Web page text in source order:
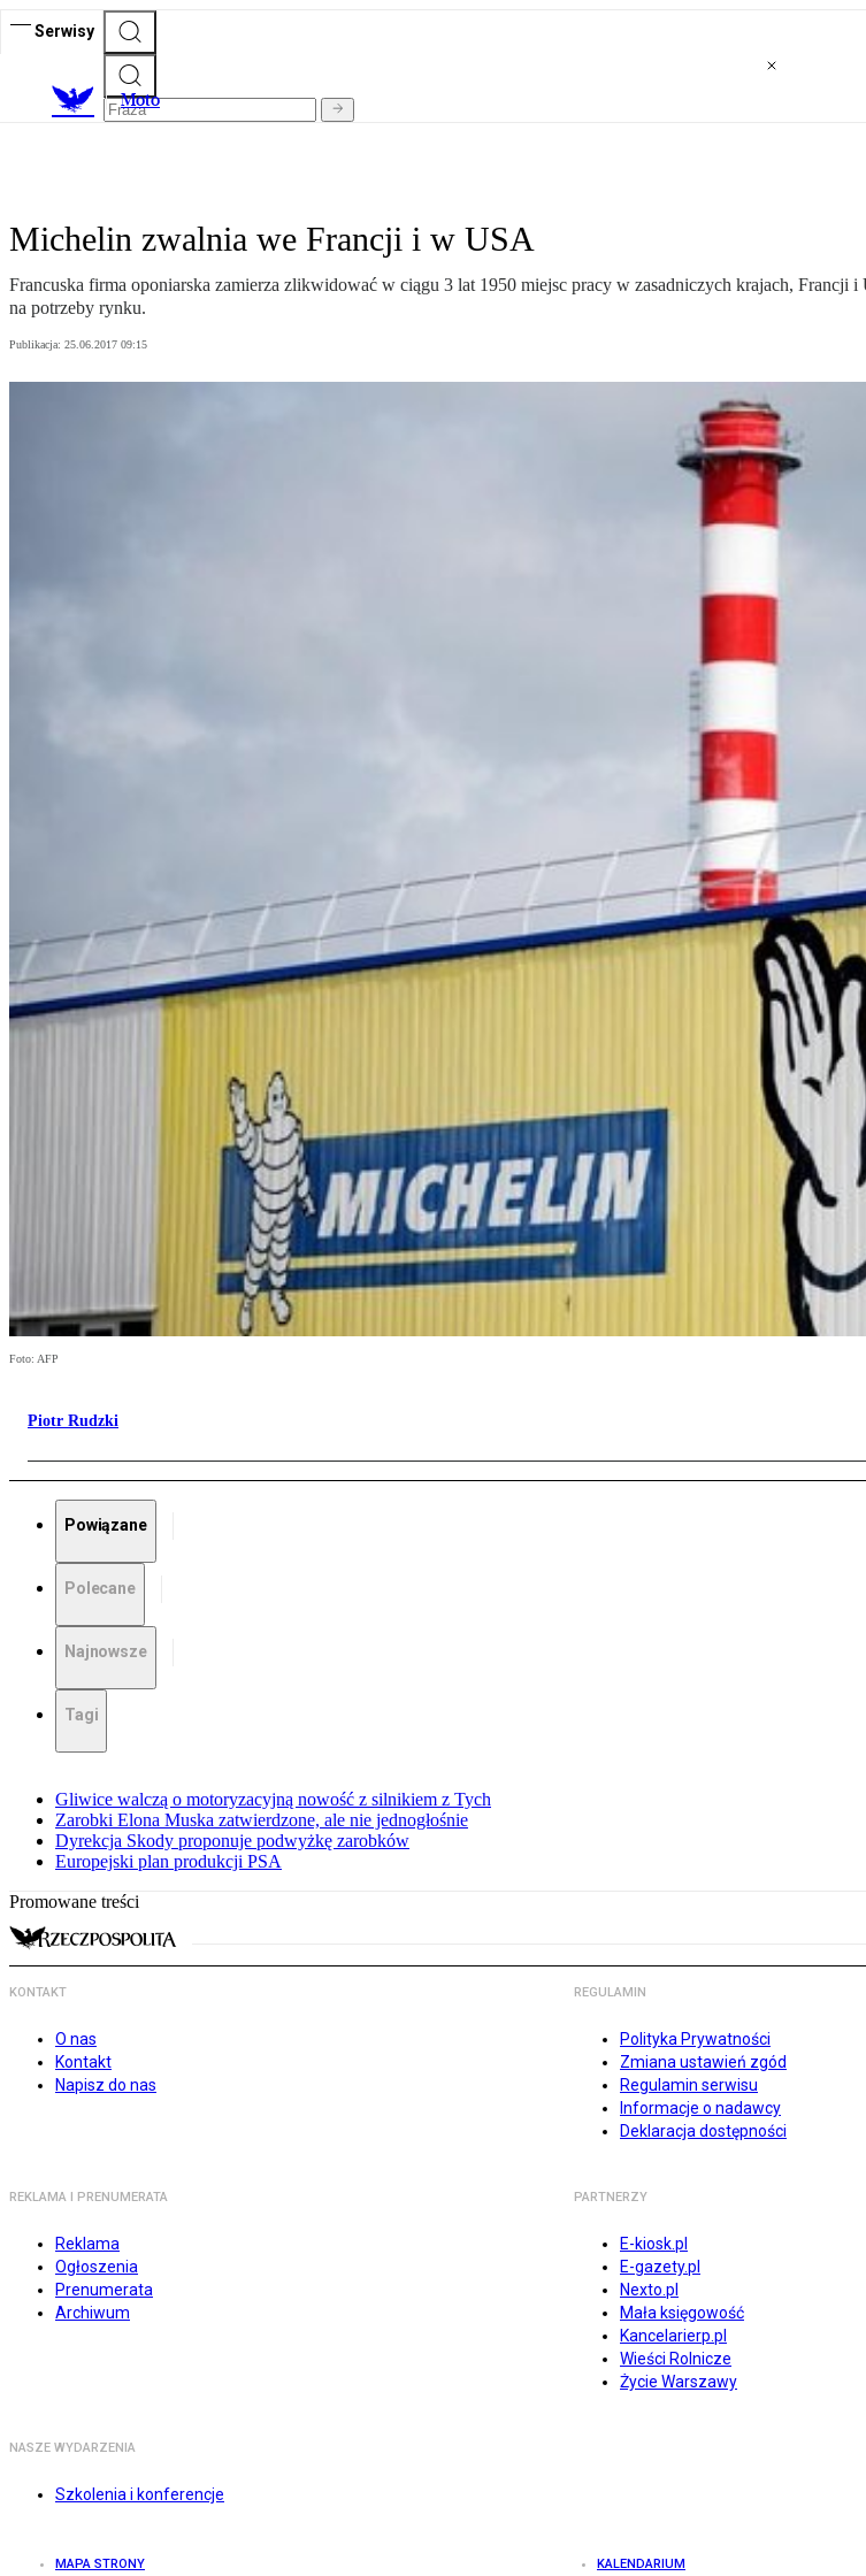
Serwisy
Moto
Michelin zwalnia we Francji i w USA
Francuska firma oponiarska zamierza zlikwidować w ciągu 3 lat 1950 miejsc pracy w zasadniczych krajach,
na potrzeby rynku.
Publikacja: 25.06.2017 09:15
Foto: AFP
Piotr Rudzki
Powiązane
Polecane
Najnowsze
Tagi
Gliwice walczą o motoryzacyjną nowość z silnikiem z Tych
Zarobki Elona Muska zatwierdzone, ale nie jednogłośnie
Dyrekcja Skody proponuje podwyżkę zarobków
Europejski plan produkcji PSA
Promowane treści
KONTAKT
O nas
Kontakt
Napisz do nas
REGULAMIN
Polityka Prywatności
Zmiana ustawień zgód
Regulamin serwisu
Informacje o nadawcy
Deklaracja dostępności
REKLAMA I PRENUMERATA
Reklama
Ogłoszenia
Prenumerata
Archiwum
PARTNERZY
E-kiosk.pl
E-gazety.pl
Nexto.pl
Mała księgowość
Kancelarierp.pl
Wieści Rolnicze
Życie Warszawy
NASZE WYDARZENIA
Szkolenia i konferencje
MAPA STRONY KALENDARIUM